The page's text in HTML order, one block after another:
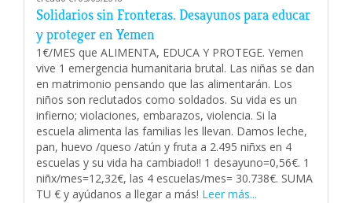
Solidarios sin Fronteras. Desayunos para educar
y proteger en Yemen
1€/MES que ALIMENTA, EDUCA Y PROTEGE. Yemen
vive 1 emergencia humanitaria brutal. Las niñas se dan
en matrimonio pensando que las alimentarán. Los
niños son reclutados como soldados. Su vida es un
infierno; violaciones, embarazos, violencia. Si la
escuela alimenta las familias les llevan. Damos leche,
pan, huevo /queso /atún y fruta a 2.495 niñxs en 4
escuelas y su vida ha cambiado!! 1 desayuno=0,56€. 1
niñx/mes=12,32€, las 4 escuelas/mes= 30.738€. SUMA
TU € y ayúdanos a llegar a más! Leer más...